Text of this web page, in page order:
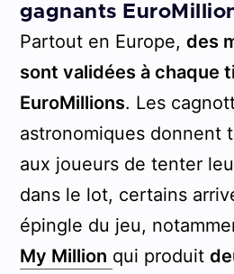
gagnants
Partout en Europe, des
sont validées à chaque
EuroMillions. Les
astronomiques donnent
aux joueurs de tenter
dans le lot, certains
épingle du jeu,
My Million qui produit